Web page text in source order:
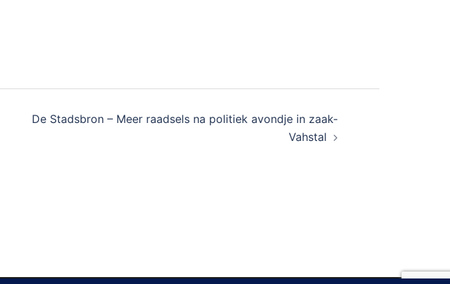
De Stadsbron – Meer raadsels na politiek avondje in zaak-
Vahstal